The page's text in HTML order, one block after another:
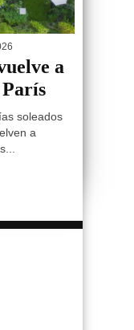
a
soleados
a